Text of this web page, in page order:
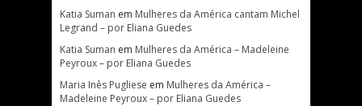
Katia Suman em Mulheres da América cantam Michel
Legrand – por Eliana Guedes
Katia Suman em Mulheres da América – Madeleine
Peyroux – por Eliana Guedes
Maria Inês Pugliese em Mulheres da América –
Madeleine Peyroux – por Eliana Guedes